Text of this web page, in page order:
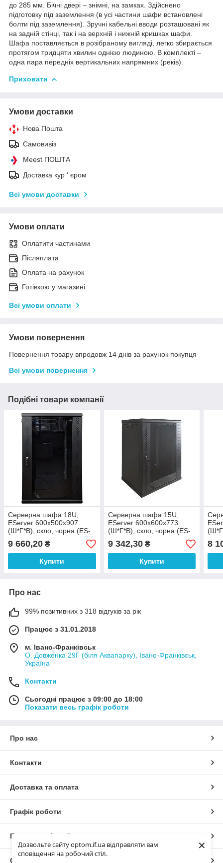
Дозвольте сайту optom.if.ua відправляти вам
сповіщення на робочий стіл.
×
до 285 мм. Бічні двері – знімні, на замках. Здійснено
підготовку під заземлення (в усі частини шафи встановлені
болти під заземлення). Зручні кабельні вводи розташовані як
на задній стінці, так і на верхній і нижній кришках шафи.
Шафа поставляється в розібраному вигляді, легко збирається
протягом тридцяти хвилин однією людиною. В комплекті –
одна пара передніх вертикальних напрямних (реків).
Приховати
Умови доставки
Нова Пошта
Самовивіз
Meest ПОШТА
Доставка кур ' єром
Всі умови доставки
Умови оплати
Оплатити частинами
Післяплата
Оплата на рахунок
Готівкою у магазині
Всі умови оплати
Умови повернення
Повернення товару впродовж 14 днів за рахунок покупця
Всі умови повернення
Подібні товари компанії
Серверна шафа 18U,
EServer 600х500х907
(Ш*Г*В), скло, чорна (ES-
Е1850B)
9 660,20 ₴
Купити
Серверна шафа 15U,
EServer 600х600х773
(Ш*Г*В), скло, чорна (ES-
Е1560B)
9 342,30₴
Купити
8
Про нас
99% позитивних з 318 відгуків за рік
Працює з 31.01.2018
м. Івано-Франківськ
О. Довженка 29Г (біля Аквапарку), Івано-Франківськ,
Україна
Контакти
Сьогодні працює з 09:00 до 18:00
Показати весь графік роботи
Про нас
Контакти
Доставка та оплата
Графік роботи
Повна версія сайту
Сайт створено на маркетплейсі